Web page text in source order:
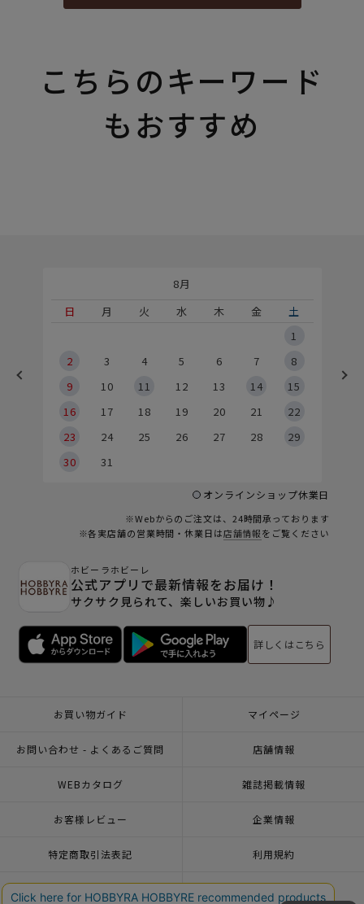
こちらのキーワード
もおすすめ
8月
日
月 火 水 木 金
土
1
2
3 4 5 6 7
8
9
10 11 12 13 14
15
16
17 18 19 20 21
22
23
24 25 26 27 28
29
30
31
オンラインショップ休業日
※Webからのご注文は、24時間承っております
※各実店舗の営業時間・休業日は店舗情報をご覧ください
ホビーラホビーレ
公式アプリで最新情報をお届け！
サクサク見られて、楽しいお買い物♪
詳しくはこちら
お買い物ガイド マイページ
お問い合わせ - よくあるご質問 店舗情報
WEBカタログ 雑誌掲載情報
お客様レビュー 企業情報
特定商取引法表記 利用規約
一緒に働こう♪求人情報